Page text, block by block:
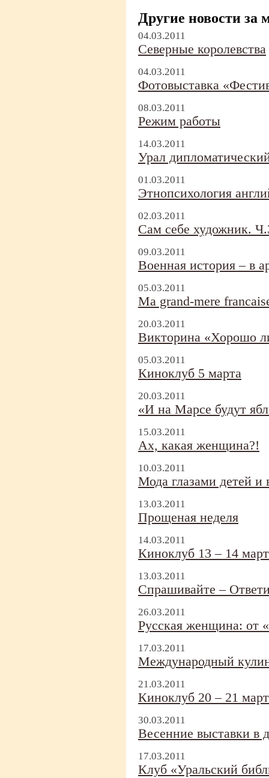
Другие новости за
04.03.2011
Северные королевства
04.03.2011
Фотовыставка
08.03.2011
Режим работы
14.03.2011
Урал
01.03.2011
Этнопсихология
02.03.2011
Сам себе художник.
09.03.2011
Военная история – в
05.03.2011
Ma grand-mere
20.03.2011
Викторина «Хорошо
05.03.2011
Киноклуб 5 марта
20.03.2011
«И на Марсе будут
15.03.2011
Ах, какая женщина?!
10.03.2011
Мода глазами детей и
13.03.2011
Прощеная неделя
14.03.2011
Киноклуб 13 – 14
13.03.2011
Спрашивайте –
26.03.2011
Русская женщина: от
17.03.2011
Международный
21.03.2011
Киноклуб 20 – 21
30.03.2011
Весенние выставки в
17.03.2011
Клуб «Уральский